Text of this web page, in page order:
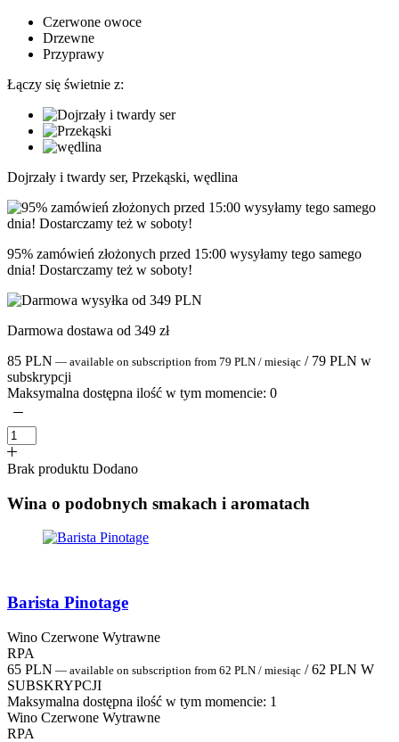
Czerwone owoce
Drzewne
Przyprawy
Łączy się świetnie z:
Dojrzały i twardy ser, Przekąski, wędlina
95% zamówień złożonych przed 15:00 wysyłamy tego samego
dnia! Dostarczamy też w soboty!
Darmowa dostawa od 349 zł
85 PLN — available on subscription from 79 PLN / miesiąc / 79 PLN w
subskrypcji
Maksymalna dostępna ilość w tym momencie: 0
Brak produktu Dodano
Wina o podobnych smakach i aromatach
Barista Pinotage
Wino Czerwone Wytrawne
RPA
65 PLN — available on subscription from 62 PLN / miesiąc / 62 PLN W
SUBSKRYPCJI
Maksymalna dostępna ilość w tym momencie: 1
Wino Czerwone Wytrawne
RPA